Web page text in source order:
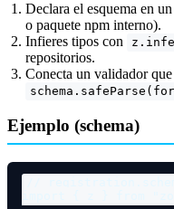
Declara el esquema en
o paquete npm interno).
Infieres tipos con
repositorios.
Conecta un validador que
Ejemplo (schema)